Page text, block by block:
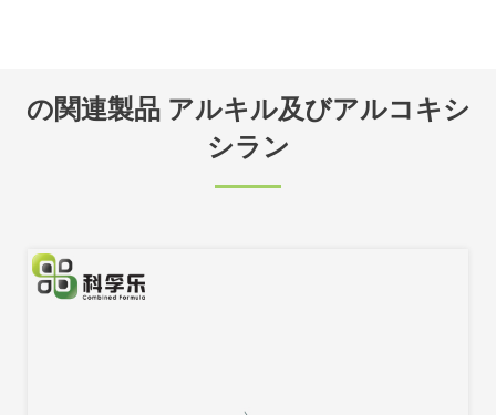
の関連製品 アルキル及びアルコキシ
シラン